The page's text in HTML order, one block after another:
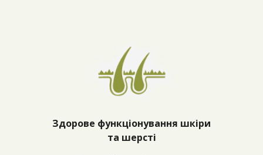
Здорове функціонування шкіри
та шерсті